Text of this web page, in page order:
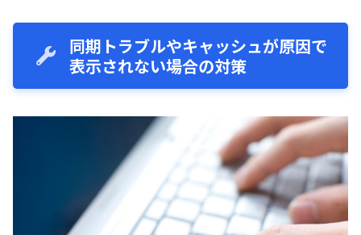
同期トラブルやキャッシュが原因で
表示されない場合の対策